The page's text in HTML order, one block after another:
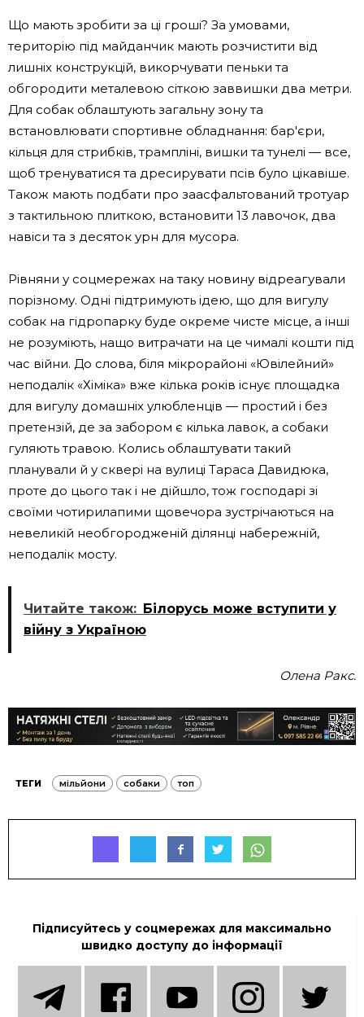
Що мають зробити за ці гроші? За умовами,
територію під майданчик мають розчистити від
лишніх конструкцій, викорчувати пеньки та
обгородити металевою сіткою заввишки два метри.
Для собак облаштують загальну зону та
встановлювати спортивне обладнання: бар'єри,
кільця для стрибків, трампліні, вишки та тунелі — все,
щоб тренуватися та дресирувати псів було цікавіше.
Також мають подбати про заасфальтований тротуар
з тактильною плиткою, встановити 13 лавочок, два
навіси та з десяток урн для мусора.
Рівняни у соцмережах на таку новину відреагували
порізному. Одні підтримують ідею, що для вигулу
собак на гідропарку буде окреме чисте місце, а інші
не розуміють, нащо витрачати на це чималі кошти під
час війни. До слова, біля мікрорайоні «Ювілейний»
неподалік «Хіміка» вже кілька років існує площадка
для вигулу домашніх улюбленців — простий і без
претензій, де за забором є кілька лавок, а собаки
гуляють травою. Колись облаштувати такий
планували й у сквері на вулиці Тараса Давидюка,
проте до цього так і не дійшло, тож господарі зі
своїми чотирилапими щовечора зустрічаються на
невеликій необгородженій ділянці набережній,
неподалік мосту.
Читайте також: Білорусь може вступити у
війну з Україною
Олена Ракс.
ТЕГИ мільйони собаки топ
Підписуйтесь у соцмережах для максимально
швидко доступу до інформації